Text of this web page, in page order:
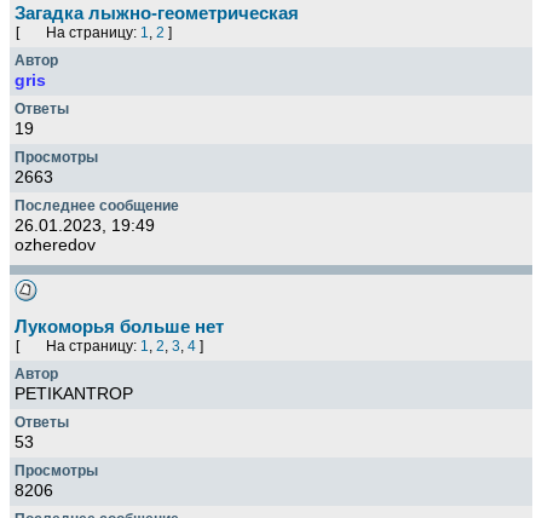
Загадка лыжно-геометрическая
[ На страницу: 1, 2 ]
gris
19
2663
26.01.2023, 19:49
ozheredov
Лукоморья больше нет
[ На страницу: 1, 2, 3, 4]
PETIKANTROP
53
8206